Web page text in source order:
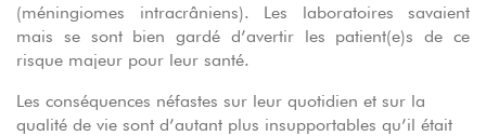
(méningiomes intracrâniens). Les laboratoires savaient
mais se sont bien gardé d’avertir les patient(e)s de ce
risque majeur pour leur santé.
Les conséquences néfastes sur leur quotidien et sur la
qualité de vie sont d’autant plus insupportables qu’il était